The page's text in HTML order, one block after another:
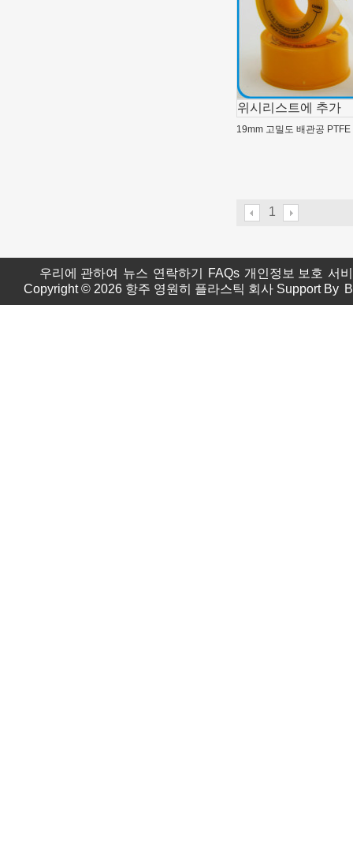
위시리스트에 추가
19mm 고밀도 배관공 PTFE
1
우리에 관하여 뉴스 연락하기 FAQs 개인정보 보호 서
Copyright © 2026 항주 영원히 플라스틱 회사 Support By